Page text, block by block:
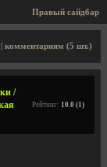
Правый сайдбар
комментариям (5 шт.)
/
Рейтинг: 10.0 (1)